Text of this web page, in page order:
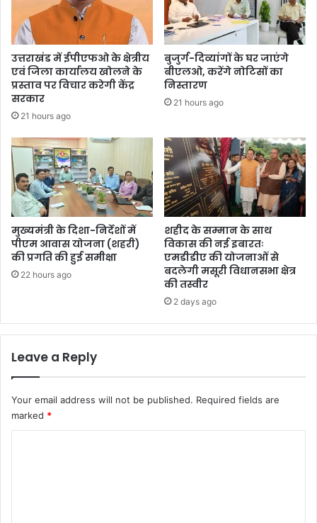
उत्तराखंड में ईपीएफओ के क्षेत्रीय
एवं जिला कार्यालय खोलने के
प्रस्ताव पर विचार करेगी केंद्र
सरकार
21 hours ago
बुजुर्ग-दिव्यांगों के घर जाएंगे
बीएलओ, करेंगे नोटिसों का
निस्तारण
21 hours ago
मुख्यमंत्री के दिशा-निर्देशों में
पीएम आवास योजना (शहरी)
की प्रगति की हुई समीक्षा
22 hours ago
शहीद के सम्मान के साथ
विकास की नई इबारतः
एमडीडीए की योजनाओं से
बदलेगी मसूरी विधानसभा क्षेत्र
की तस्वीर
2 days ago
Leave a Reply
Your email address will not be published. Required fields are
marked *